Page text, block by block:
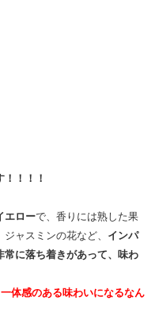
！！！
エローで、香りには熟した果
ャスミンの花など、 インパ
常に落ち着きがあって、味わ
体感のある味わいになるなん